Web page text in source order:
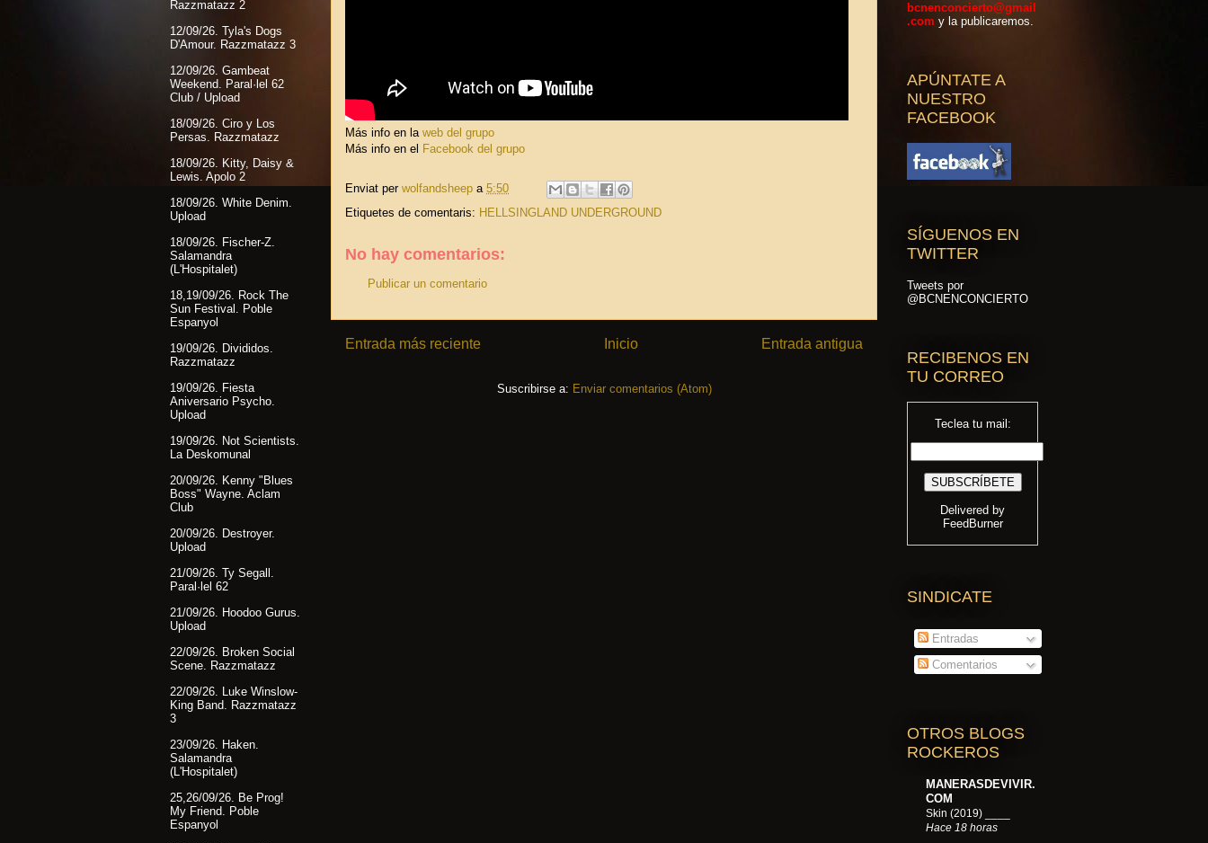
Más info en la web del grupo
Más info en el Facebook del grupo
Enviat per wolfandsheep a 5:50
Etiquetes de comentaris: HELLSINGLAND UNDERGROUND
No hay comentarios:
Publicar un comentario
Entrada más reciente Entrada antigua
Inicio
Suscribirse a: Enviar comentarios (Atom)
Razzmatazz 2
12/09/26. Tyla's Dogs
D'Amour. Razzmatazz 3
12/09/26. Gambeat
Weekend. Paral·lel 62
Club / Upload
18/09/26. Ciro y Los
Persas. Razzmatazz
18/09/26. Kitty, Daisy &
Lewis. Apolo 2
18/09/26. White Denim.
Upload
18/09/26. Fischer-Z.
Salamandra
(L'Hospitalet)
18,19/09/26. Rock The
Sun Festival. Poble
Espanyol
19/09/26. Divididos.
Razzmatazz
19/09/26. Fiesta
Aniversario Psycho.
Upload
19/09/26. Not Scientists.
La Deskomunal
20/09/26. Kenny "Blues
Boss" Wayne. Aclam
Club
20/09/26. Destroyer.
Upload
21/09/26. Ty Segall.
Paral·lel 62
21/09/26. Hoodoo Gurus.
Upload
22/09/26. Broken Social
Scene. Razzmatazz
22/09/26. Luke Winslow-
King Band. Razzmatazz
3
23/09/26. Haken.
Salamandra
(L'Hospitalet)
25,26/09/26. Be Prog!
My Friend. Poble
Espanyol
bcnenconcierto@gmail
.com y la publicaremos.
APÚNTATE A
NUESTRO
FACEBOOK
SÍGUENOS EN
TWITTER
Tweets por
@BCNENCONCIERTO
RECIBENOS EN
TU CORREO
Teclea tu mail:
Delivered by
FeedBurner
SINDICATE
Entradas
Comentarios
OTROS BLOGS
ROCKEROS
MANERASDEVIVIR.
COM
Skin (2019) ____
Hace 18 horas